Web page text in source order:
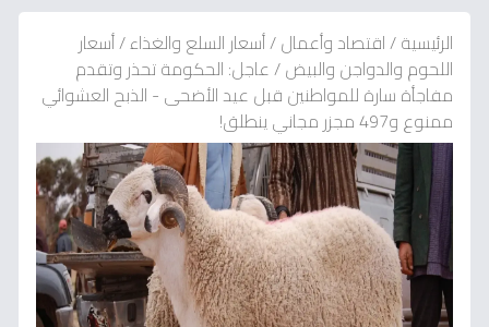
الرئيسية/اقتصاد وأعمال/أسعار السلع والغذاء/أسعار
اللحوم والدواجن والبيض/عاجل: الحكومة تحذر وتقدم
مفاجأة سارة للمواطنين قبل عيد الأضحى - الذبح العشوائي
ممنوع و497 مجزر مجاني ينطلق!